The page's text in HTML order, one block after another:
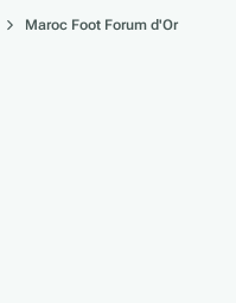
Maroc Foot Forum d'Or